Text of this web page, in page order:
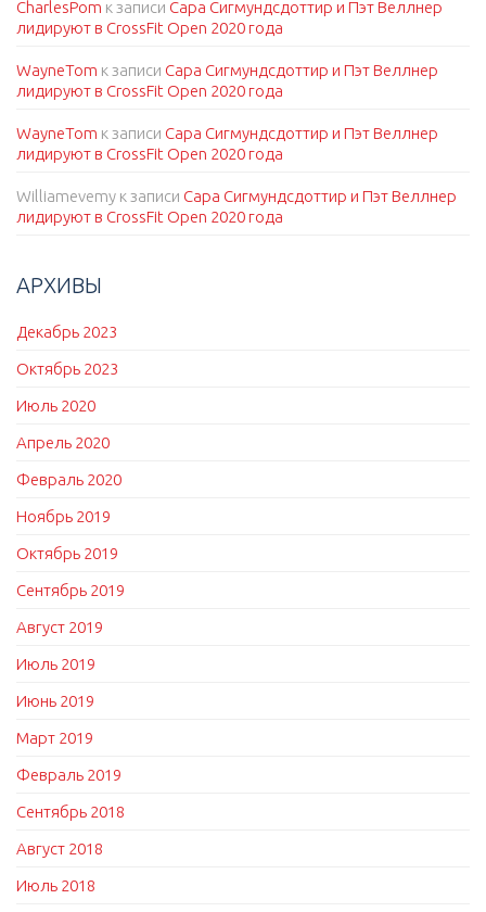
CharlesPom к записи Сара Сигмундсдоттир и Пэт Веллнер
лидируют в CrossFit Open 2020 года
WayneTom к записи Сара Сигмундсдоттир и Пэт Веллнер
лидируют в CrossFit Open 2020 года
WayneTom к записи Сара Сигмундсдоттир и Пэт Веллнер
лидируют в CrossFit Open 2020 года
Williamevemy к записи Сара Сигмундсдоттир и Пэт Веллнер
лидируют в CrossFit Open 2020 года
АРХИВЫ
Декабрь 2023
Октябрь 2023
Июль 2020
Апрель 2020
Февраль 2020
Ноябрь 2019
Октябрь 2019
Сентябрь 2019
Август 2019
Июль 2019
Июнь 2019
Март 2019
Февраль 2019
Сентябрь 2018
Август 2018
Июль 2018